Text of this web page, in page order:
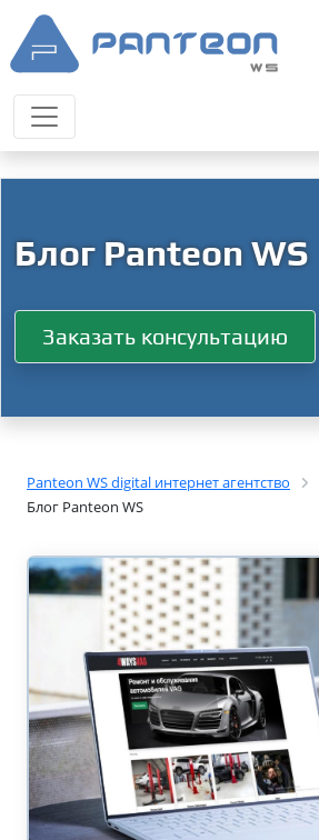
Блог Panteon WS
Заказать консультацию
Panteon WS digital интернет агентство
Блог Panteon WS